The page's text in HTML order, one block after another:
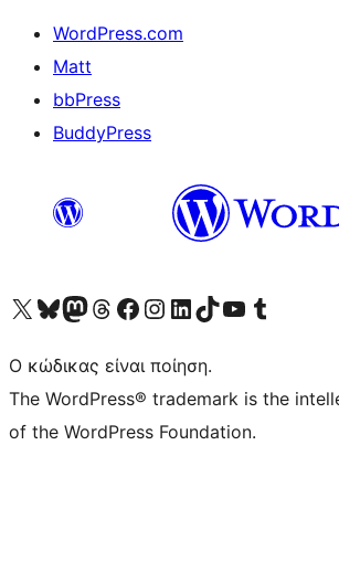
WordPress.com
Matt
bbPress
BuddyPress
Visit our X (formerly Twitter) account
Visit our Bluesky account
Επισκεφθείτε τον λογαριασμό μας στο Mastodon
Visit our Threads account
Επισκεφτείτε τη σελίδα μας στο Facebook
Επισκεφθείτε τον λογαριασμό μας Instagram
Επισκεφθείτε τον λογαριασμό μας LinkedIn
Visit our TikTok account
Visit our YouTube channel
Visit our Tumblr account
Ο κώδικας είναι ποίηση.
The WordPress® trademark is the
of the WordPress Foundation.